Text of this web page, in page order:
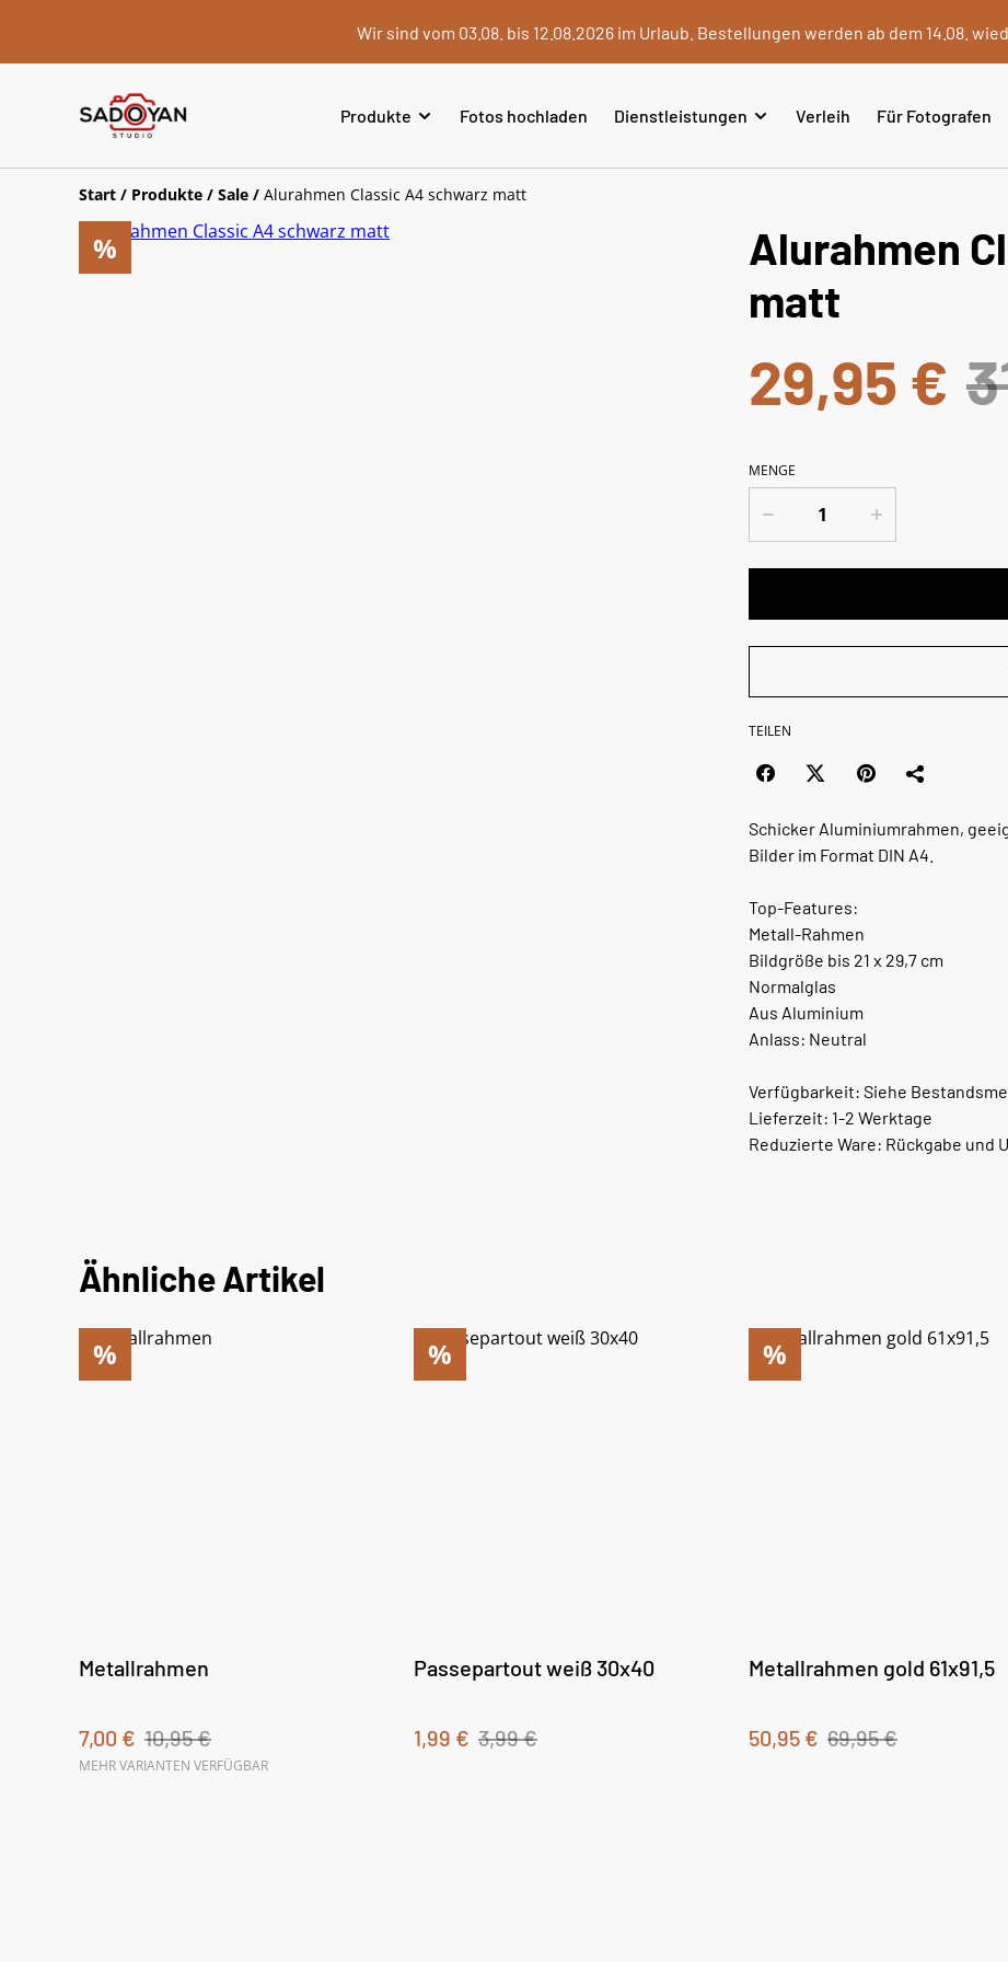
Wir sind vom 03.08. bis 12.08.2026 im Urlaub. Bestellungen werden ab dem 14.08.
Produkte Fotos hochladen Dienstleistungen Verleih Für Fotografen
Start / Produkte / Sale / Alurahmen Classic A4 schwarz matt
%
Alurahmen
matt
29,95 €
MENGE
TEILEN
Schicker Aluminiumrahmen,
Bilder im Format DIN A4.
Top-Features:
Metall-Rahmen
Bildgröße bis 21 x 29,7 cm
Normalglas
Aus Aluminium
Anlass: Neutral
Verfügbarkeit: Siehe
Lieferzeit: 1-2 Werktage
Reduzierte Ware: Rückgabe und
Ähnliche Artikel
%
Metallrahmen
7,00 € 10,95 €
MEHR VARIANTEN VERFÜGBAR
%
Passepartout weiß 30x40
1,99 € 3,99 €
%
Metallrahmen gold 61x91,5
50,95 € 69,95 €